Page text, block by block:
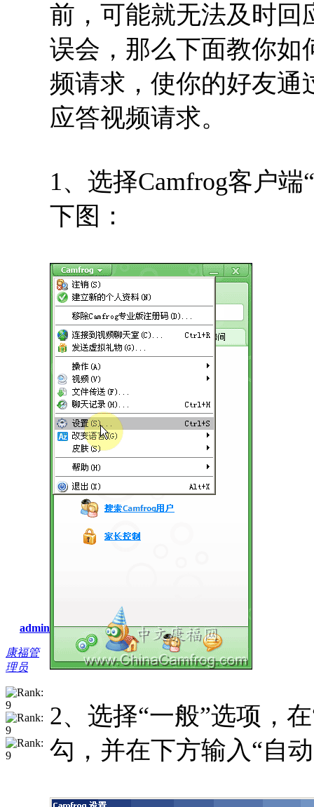
admin
康福管
理员
前，可能就无法及时回
误会，那么下面教你如
频请求，使你的好友通
应答视频请求。
1、选择Camfrog客户
下图：
2、选择“一般”选项，
勾，并在下方输入“自